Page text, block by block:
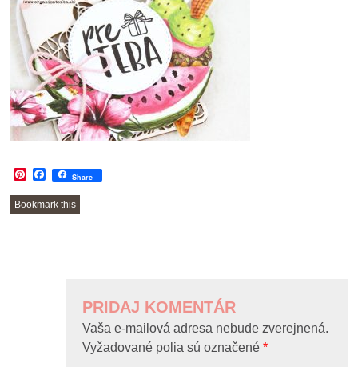
Pinterest
Facebook
Share
Bookmark this
PRIDAJ KOMENTÁR
Vaša e-mailová adresa nebude zverejnená.
Vyžadované polia sú označené*